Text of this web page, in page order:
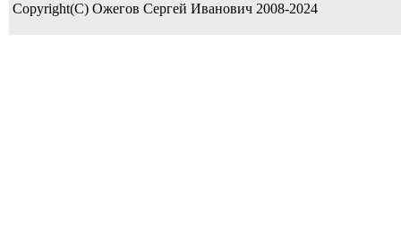
Copyright(C) Ожегов Сергей Иванович 2008-2024